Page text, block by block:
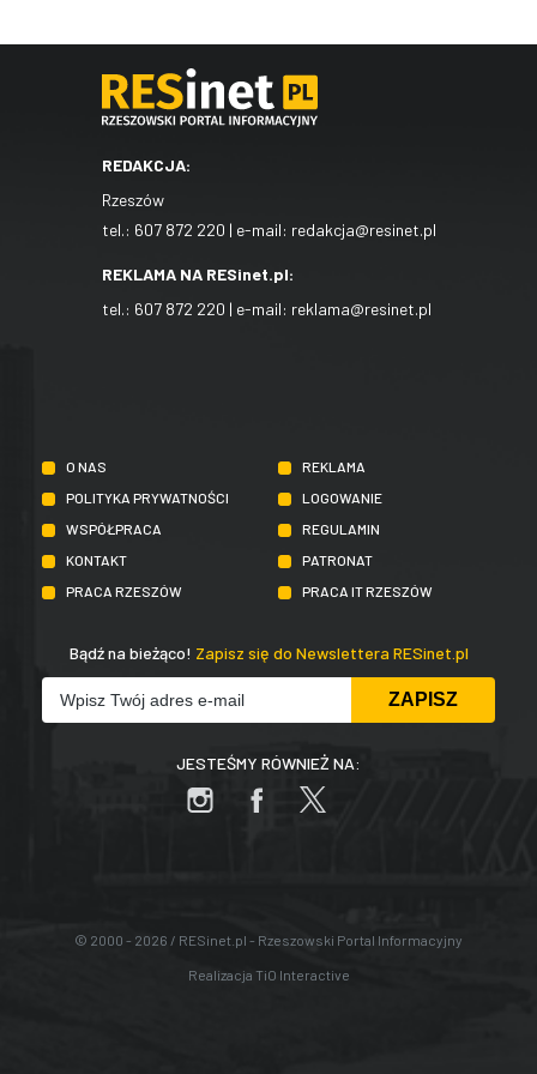
REDAKCJA:
Rzeszów
tel.: 607 872 220 | e-mail: redakcja@resinet.pl
REKLAMA NA RESinet.pl:
tel.: 607 872 220 | e-mail: reklama@resinet.pl
O NAS
REKLAMA
POLITYKA PRYWATNOŚCI
LOGOWANIE
WSPÓŁPRACA
REGULAMIN
KONTAKT
PATRONAT
PRACA RZESZÓW
PRACA IT RZESZÓW
Bądź na bieżąco! Zapisz się do Newslettera RESinet.pl
JESTEŚMY RÓWNIEŻ NA:
© 2000 - 2026 / RESinet.pl - Rzeszowski Portal Informacyjny
Realizacja TiO Interactive